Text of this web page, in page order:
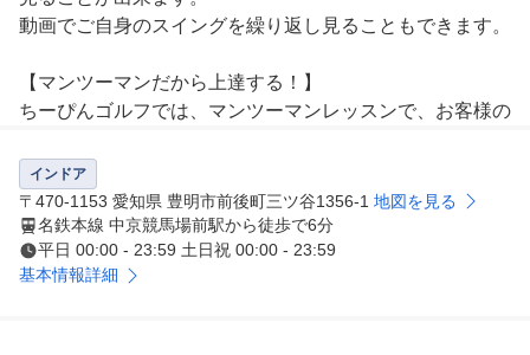
動画でご自身のスイングを繰り返し見ることもできます。
【マンツーマンだから上達する！】
ちーぴんゴルフでは、マンツーマンレッスンで、お客様の
フォームの作り方や、スイングの改善、実際のコースマネ
ジメントなど、スコアを伸ばすためのレッスンをレッスン
プロに受けられます。
ゴルフ上級者の方には、お悩み事を具体的に伺い、明確に
ご指導いたします。
インドア
〒470-1153 愛知県 豊明市前後町三ツ谷1356-1 地図を見る
名鉄本線 中京競馬場前駅から徒歩で6分
平日 00:00 - 23:59 土日祝 00:00 - 23:59
基本情報詳細